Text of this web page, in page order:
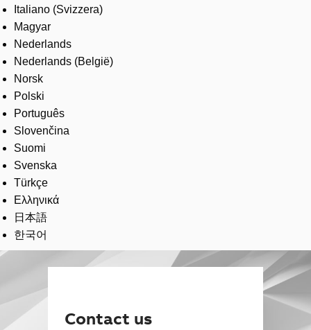
Italiano (Svizzera)
Magyar
Nederlands
Nederlands (België)
Norsk
Polski
Português
Slovenčina
Suomi
Svenska
Türkçe
Ελληνικά
日本語
한국어
Contact us